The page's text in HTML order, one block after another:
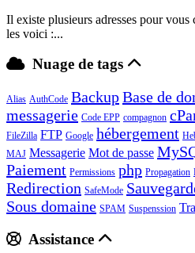
Il existe plusieurs adresses pour
les voici :...
Nuage de tags
Alias AuthCode BackupBase de
messagerie Code EPP compagnon
FileZilla FTP Google hébergement
MAJ Messagerie Mot de passe
Paiement Permissions php Propagation
Redirection SafeMode
Sous domaine SPAM Suspenssion
Assistance